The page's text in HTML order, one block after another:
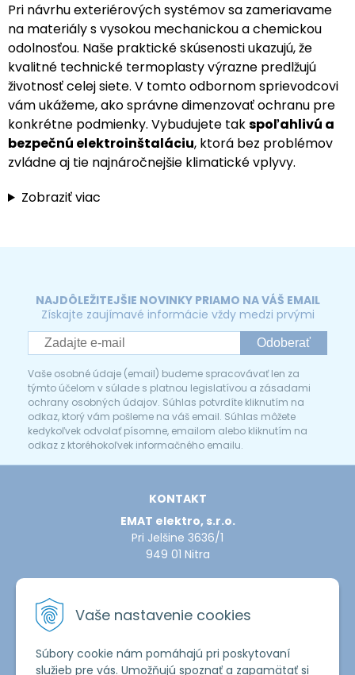
Vaše nastavenie cookies
Súbory cookie nám pomáhajú pri poskytovaní
služieb pre vás. Umožňujú spoznať a zapamätať si
Pri návrhu exteriérových systémov sa zameriavame
na materiály s vysokou mechanickou a chemickou
odolnosťou. Naše praktické skúsenosti ukazujú, že
kvalitné technické termoplasty výrazne predlžujú
životnosť celej siete. V tomto odbornom sprievodcovi
vám ukážeme, ako správne dimenzovať ochranu pre
konkrétne podmienky. Vybudujete takspoľahlivú a
bezpečnú elektroinštaláciu, ktorá bez problémov
zvládne aj tie najnáročnejšie klimatické vplyvy.
Zobraziť viac
NAJDÔLEŽITEJŠIE NOVINKY PRIAMO NA VÁŠ EMAIL
Získajte zaujímavé informácie vždy medzi prvými
Odoberať
Vaše osobné údaje (email) budeme spracovávať len za
týmto účelom v súlade s platnou legislatívou a zásadami
ochrany osobných údajov. Súhlas potvrdíte kliknutím na
odkaz, ktorý vám pošleme na váš email. Súhlas môžete
kedykoľvek odvolať písomne, emailom alebo kliknutím na
odkaz z ktoréhokoľvek informačného emailu.
KONTAKT
EMAT elektro, s.r.o.
Pri Jelšine 3636/1
949 01 Nitra
Tel.:+421 907 427 949